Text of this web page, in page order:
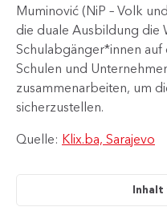
Muminović (NiP – Volk
die duale Ausbildung die
Schulabgänger*innen
Schulen und
zusammenarbeiten, um
sicherzustellen.
Quelle: Klix.ba, Sarajevo
Inhalt